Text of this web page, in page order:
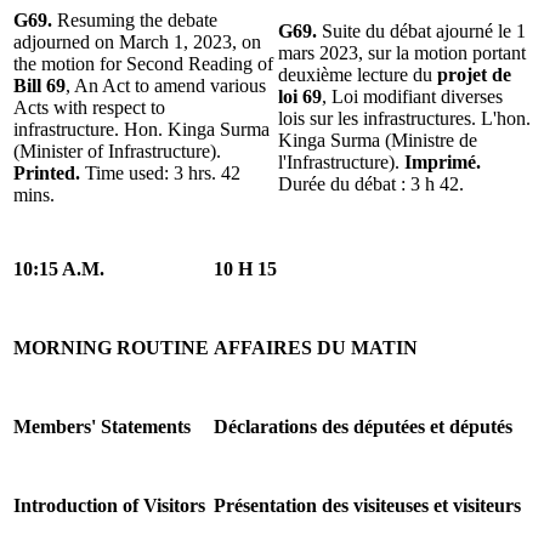
G69. Resuming the debate
adjourned on March 1, 2023, on
the motion for Second Reading of
Bill 69, An Act to amend various
Acts with respect to
infrastructure. Hon. Kinga Surma
(Minister of Infrastructure).
Printed. Time used: 3 hrs. 42
mins.
G69. Suite du débat ajourné le 1
mars 2023, sur la motion portant
deuxième lecture du projet de
loi 69, Loi modifiant diverses
lois sur les infrastructures. L'hon.
Kinga Surma (Ministre de
l'Infrastructure). Imprimé.
Durée du débat : 3 h 42.
10:15 A.M. 10 H 15
MORNING ROUTINE AFFAIRES DU MATIN
Members' Statements Déclarations des députées et députés
Introduction of Visitors Présentation des visiteuses et visiteurs